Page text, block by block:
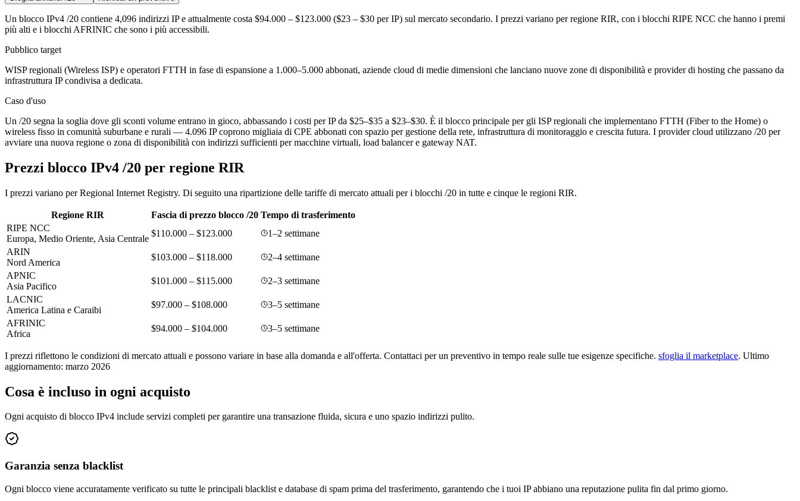
Un blocco IPv4 /20 contiene 4,096 indirizzi IP e attualmente costa $94.000 – $123.000 ($23 – $30 per IP) sul mercato secondario. I prezzi variano per regione RIR, con i blocchi RIPE NCC che hanno i premi
più alti e i blocchi AFRINIC che sono i più accessibili.
Pubblico target
WISP regionali (Wireless ISP) e operatori FTTH in fase di espansione a 1.000–5.000 abbonati, aziende cloud di medie dimensioni che lanciano nuove zone di disponibilità e provider di hosting che passano da
infrastruttura IP condivisa a dedicata.
Caso d'uso
Un /20 segna la soglia dove gli sconti volume entrano in gioco, abbassando i costi per IP da $25–$35 a $23–$30. È il blocco principale per gli ISP regionali che implementano FTTH (Fiber to the Home) o
wireless fisso in comunità suburbane e rurali — 4.096 IP coprono migliaia di CPE abbonati con spazio per gestione della rete, infrastruttura di monitoraggio e crescita futura. I provider cloud utilizzano /20 per
avviare una nuova regione o zona di disponibilità con indirizzi sufficienti per macchine virtuali, load balancer e gateway NAT.
Prezzi blocco IPv4 /20 per regione RIR
I prezzi variano per Regional Internet Registry. Di seguito una ripartizione delle tariffe di mercato attuali per i blocchi /20 in tutte e cinque le regioni RIR.
Regione RIR Fascia di prezzo blocco /20 Tempo di trasferimento
RIPE NCC
Europa, Medio Oriente, Asia Centrale
$110.000 – $123.000
1–2 settimane
ARIN
Nord America
$103.000 – $118.000
2–4 settimane
APNIC
Asia Pacifico
$101.000 – $115.000
2–3 settimane
LACNIC
America Latina e Caraibi
$97.000 – $108.000
3–5 settimane
AFRINIC
Africa
$94.000 – $104.000 3–5 settimane
I prezzi riflettono le condizioni di mercato attuali e possono variare in base alla domanda e all'offerta. Contattaci per un preventivo in tempo reale sulle tue esigenze specifiche. sfoglia il marketplace. Ultimo
aggiornamento: marzo 2026
Cosa è incluso in ogni acquisto
Ogni acquisto di blocco IPv4 include servizi completi per garantire una transazione fluida, sicura e uno spazio indirizzi pulito.
Garanzia senza blacklist
Ogni blocco viene accuratamente verificato su tutte le principali blacklist e database di spam prima del trasferimento, garantendo che i tuoi IP abbiano una reputazione pulita fin dal primo giorno.